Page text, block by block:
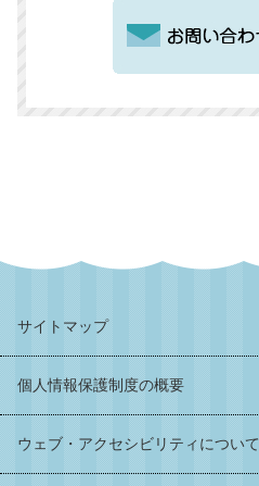
サイトマップ
個人情報保護制度の概要
ウェブ・アクセシビリティについて